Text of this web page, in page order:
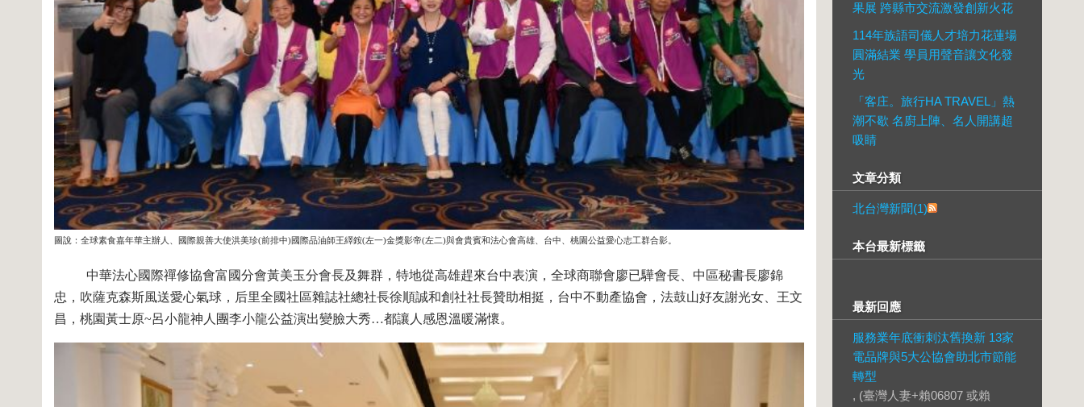
圖說：全球素食嘉年華主辦人、國際親善大使洪美珍(前排中)國際品油師王繹銨(左一)金獎影帝(左二)與會貴賓和法心會高雄、台中、桃園公益愛心志工群合影。
中華法心國際禪修協會富國分會黃美玉分會長及舞群，特地從高雄趕來台中表演，全球商聯會廖已驊會長、中區秘書長廖錦
忠，吹薩克森斯風送愛心氣球，后里全國社區雜誌社總社長徐順誠和創社社長贊助相挺，台中不動產協會，法鼓山好友謝光女、王文
昌，桃園黃士原~呂小龍神人團李小龍公益演出變臉大秀…都讓人感恩溫暖滿懷。
果展 跨縣市交流激發創新火花
114年族語司儀人才培力花蓮場
圓滿結業 學員用聲音讓文化發
光
「客庄。旅行HA TRAVEL」熱
潮不歇 名廚上陣、名人開講超
吸睛
文章分類
北台灣新聞(1)
本台最新標籤
最新回應
服務業年底衝刺汰舊換新 13家
電品牌與5大公協會助北市節能
轉型
, (臺灣人妻+賴06807 或賴